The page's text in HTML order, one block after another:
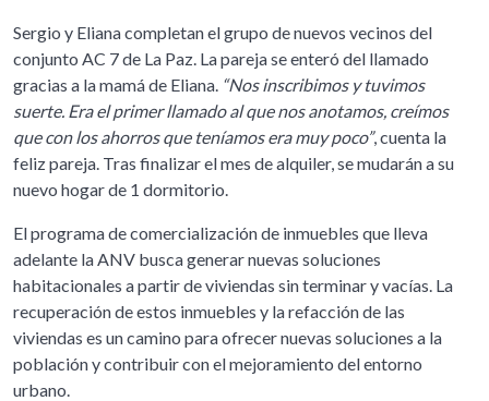
Sergio y Eliana completan el grupo de nuevos vecinos del
conjunto AC 7 de La Paz. La pareja se enteró del llamado
gracias a la mamá de Eliana. “Nos inscribimos y tuvimos
suerte. Era el primer llamado al que nos anotamos, creímos
que con los ahorros que teníamos era muy poco”, cuenta la
feliz pareja. Tras finalizar el mes de alquiler, se mudarán a su
nuevo hogar de 1 dormitorio.
El programa de comercialización de inmuebles que lleva
adelante la ANV busca generar nuevas soluciones
habitacionales a partir de viviendas sin terminar y vacías. La
recuperación de estos inmuebles y la refacción de las
viviendas es un camino para ofrecer nuevas soluciones a la
población y contribuir con el mejoramiento del entorno
urbano.